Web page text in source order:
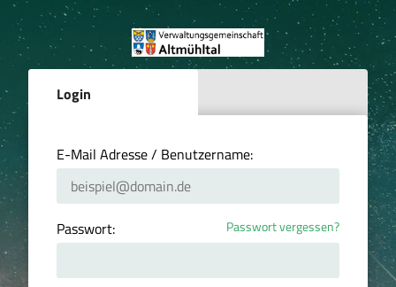
Login
E-Mail Adresse / Benutzername:
Passwort: Passwort vergessen?